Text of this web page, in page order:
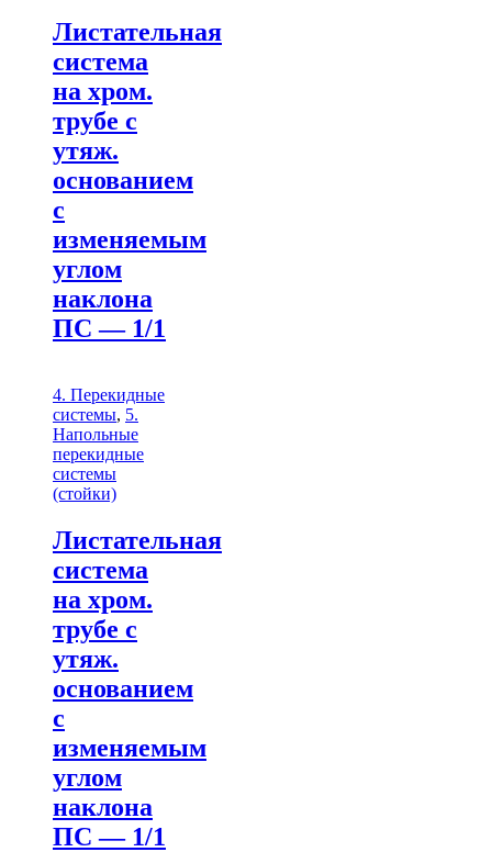
Листательная
система
на хром.
трубе с
утяж.
основанием
с
изменяемым
углом
наклона
ПС — 1/1
4. Перекидные
системы, 5.
Напольные
перекидные
системы
(стойки)
Листательная
система
на хром.
трубе с
утяж.
основанием
с
изменяемым
углом
наклона
ПС — 1/1